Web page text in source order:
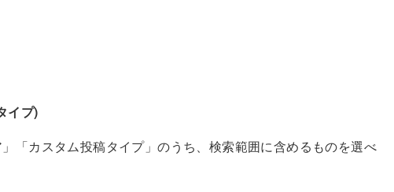
イプ)
「カスタム投稿タイプ」のうち、検索範囲に含めるものを選べ